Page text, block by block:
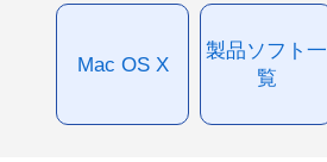
Mac OS X
製品ソフト一
覧